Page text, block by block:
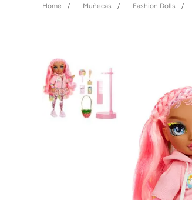
Creatividad y Arte
Figuras de Acción
Gadgets y Electrónicos
Muñecas Fashion Dolls